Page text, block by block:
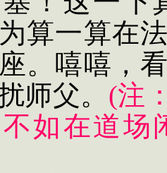
算一算在
。嘻嘻，
师父。 (注
如在道场